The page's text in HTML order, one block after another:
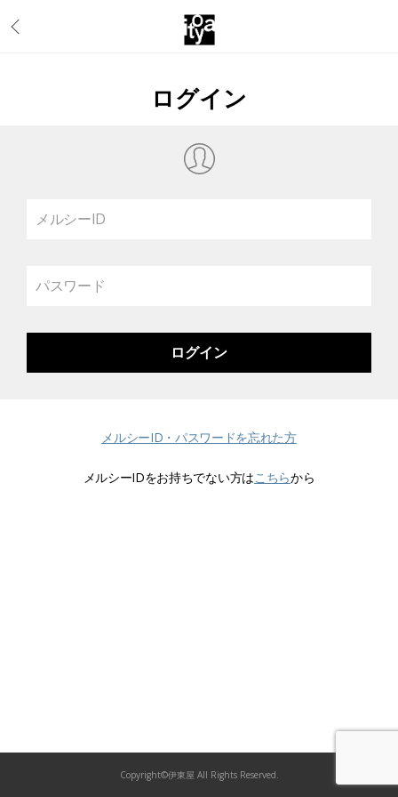
ログイン
メルシーID
パスワード
メルシーID・パスワードを忘れた方
メルシーIDをお持ちでない方はこちらから
Copyright©伊東屋 All Rights Reserved.